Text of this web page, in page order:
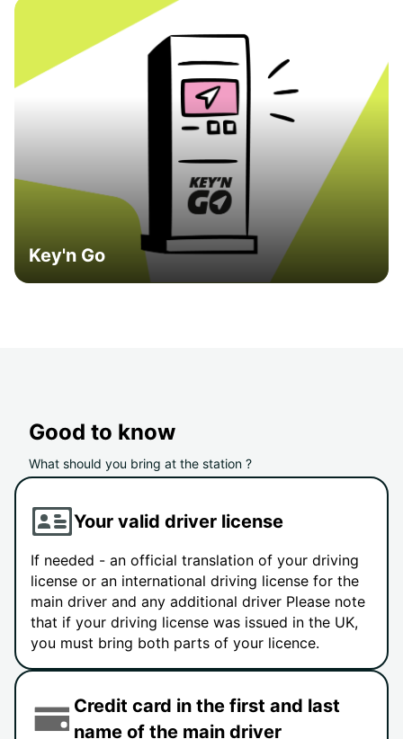
Key'n Go
Good to know
What should you bring at the station ?
Your valid driver license
If needed - an official translation of your driving
license or an international driving license for the
main driver and any additional driver Please note
that if your driving license was issued in the UK,
you must bring both parts of your licence.
Credit card in the first and last
name of the main driver